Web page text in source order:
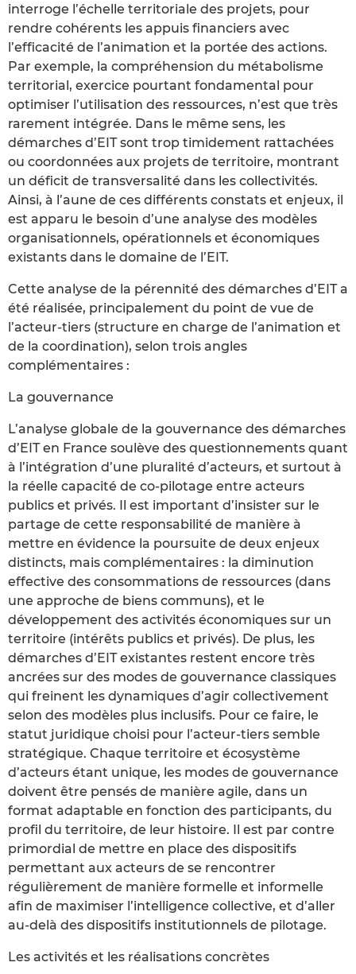
interroge l’échelle territoriale des projets, pour
rendre cohérents les appuis financiers avec
l’efficacité de l’animation et la portée des actions.
Par exemple, la compréhension du métabolisme
territorial, exercice pourtant fondamental pour
optimiser l’utilisation des ressources, n’est que très
rarement intégrée. Dans le même sens, les
démarches d’EIT sont trop timidement rattachées
ou coordonnées aux projets de territoire, montrant
un déficit de transversalité dans les collectivités.
Ainsi, à l’aune de ces différents constats et enjeux, il
est apparu le besoin d’une analyse des modèles
organisationnels, opérationnels et économiques
existants dans le domaine de l’EIT.
Cette analyse de la pérennité des démarches d’EIT a
été réalisée, principalement du point de vue de
l’acteur-tiers (structure en charge de l’animation et
de la coordination), selon trois angles
complémentaires :
La gouvernance
L’analyse globale de la gouvernance des démarches
d’EIT en France soulève des questionnements quant
à l’intégration d’une pluralité d’acteurs, et surtout à
la réelle capacité de co-pilotage entre acteurs
publics et privés. Il est important d’insister sur le
partage de cette responsabilité de manière à
mettre en évidence la poursuite de deux enjeux
distincts, mais complémentaires : la diminution
effective des consommations de ressources (dans
une approche de biens communs), et le
développement des activités économiques sur un
territoire (intérêts publics et privés). De plus, les
démarches d’EIT existantes restent encore très
ancrées sur des modes de gouvernance classiques
qui freinent les dynamiques d’agir collectivement
selon des modèles plus inclusifs. Pour ce faire, le
statut juridique choisi pour l’acteur-tiers semble
stratégique. Chaque territoire et écosystème
d’acteurs étant unique, les modes de gouvernance
doivent être pensés de manière agile, dans un
format adaptable en fonction des participants, du
profil du territoire, de leur histoire. Il est par contre
primordial de mettre en place des dispositifs
permettant aux acteurs de se rencontrer
régulièrement de manière formelle et informelle
afin de maximiser l’intelligence collective, et d’aller
au-delà des dispositifs institutionnels de pilotage.
Les activités et les réalisations concrètes